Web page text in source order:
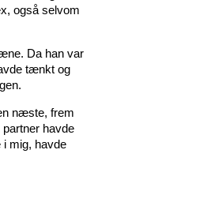
også selvom
Da han var
tænkt og
næste, frem
havde
mig, havde